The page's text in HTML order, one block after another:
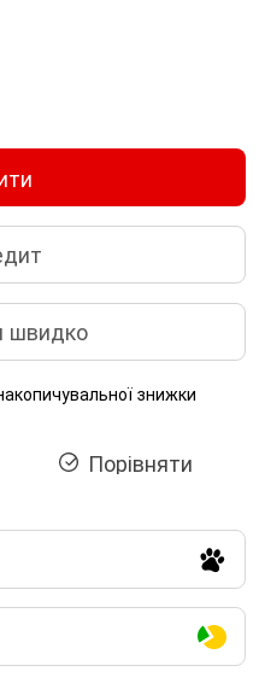
швидко
знижки
Порівняти